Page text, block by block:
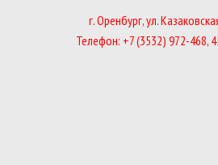
г. Оренбург, ул.
Телефон: +7 (3532) 972-468,